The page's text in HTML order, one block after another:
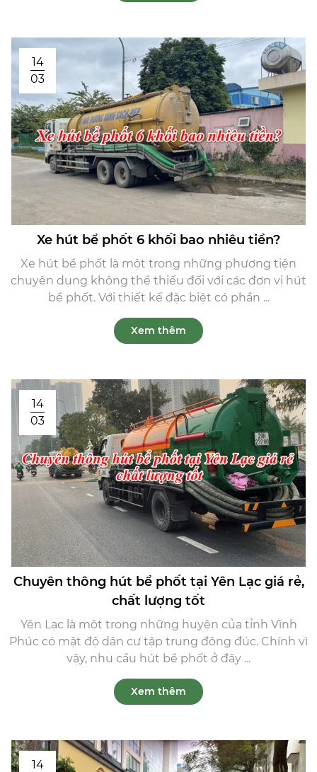
14
03
Xe hút bể phốt 6 khối bao nhiêu tiền?
Xe hút bể phốt là một trong những phương tiện
chuyên dụng không thể thiếu đối với các đơn vị hút
bể phốt. Với thiết kế đặc biệt có phần ...
Xem thêm
14
03
Chuyên thông hút bể phốt tại Yên Lạc giá rẻ,
chất lượng tốt
Yên Lạc là một trong những huyện của tỉnh Vĩnh
Phúc có mật độ dân cư tập trung đông đúc. Chính vì
vậy, nhu cầu hút bể phốt ở đây ...
Xem thêm
14